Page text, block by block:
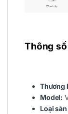
Thông
Thương
Model:
Loại